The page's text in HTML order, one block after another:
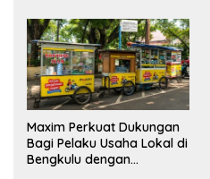
Maxim Perkuat Dukungan
Bagi Pelaku Usaha Lokal di
Bengkulu dengan